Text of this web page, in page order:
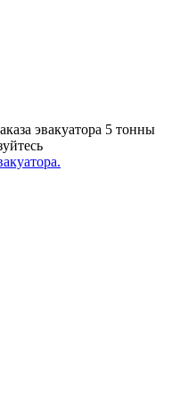
эвакуатора 5 тонны